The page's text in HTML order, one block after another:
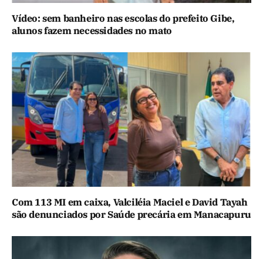
Vídeo: sem banheiro nas escolas do prefeito Gibe,
alunos fazem necessidades no mato
Com 113 MI em caixa, Valciléia Maciel e David Tayah
são denunciados por Saúde precária em Manacapuru